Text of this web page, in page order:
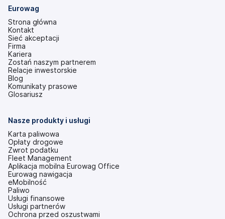
Eurowag
Strona główna
Kontakt
Sieć akceptacji
Firma
Kariera
Zostań naszym partnerem
Relacje inwestorskie
(otwiera
się
w
Blog
Komunikaty prasowe
Glosariusz
Nasze produkty i usługi
Karta paliwowa
Opłaty drogowe
Zwrot podatku
Fleet Management
Aplikacja mobilna Eurowag Office
Eurowag nawigacja
eMobilność
Paliwo
Usługi finansowe
Usługi partnerów
Ochrona przed oszustwami